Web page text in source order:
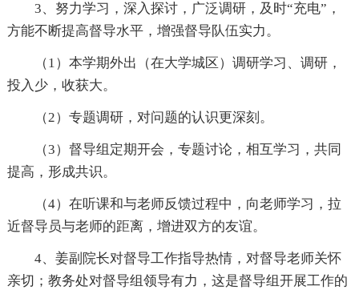
3、努力学习，深入探讨，广泛调研，及时“充电”，
方能不断提高督导水平，增强督导队伍实力。
（1）本学期外出（在大学城区）调研学习、调研，
投入少，收获大。
（2）专题调研，对问题的认识更深刻。
（3）督导组定期开会，专题讨论，相互学习，共同
提高，形成共识。
（4）在听课和与老师反馈过程中，向老师学习，拉
近督导员与老师的距离，增进双方的友谊。
4、姜副院长对督导工作指导热情，对督导老师关怀
亲切；教务处对督导组领导有力，这是督导组开展工作的